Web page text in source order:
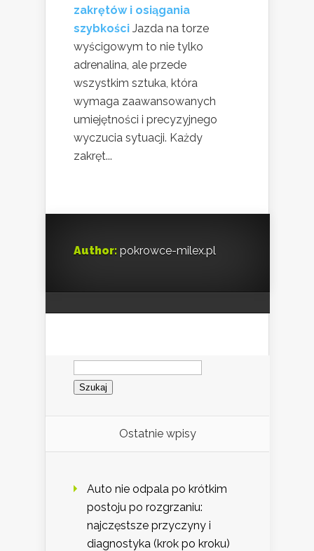
zakrętów i osiągania
szybkości Jazda na torze
wyścigowym to nie tylko
adrenalina, ale przede
wszystkim sztuka, która
wymaga zaawansowanych
umiejętności i precyzyjnego
wyczucia sytuacji. Każdy
zakręt...
Author: pokrowce-milex.pl
Szukaj:
Ostatnie wpisy
Auto nie odpala po krótkim
postoju po rozgrzaniu:
najczęstsze przyczyny i
diagnostyka (krok po kroku)